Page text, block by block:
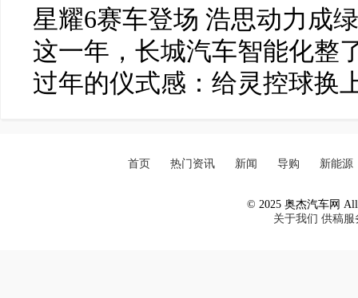
星耀6赛车登场 浩思动力成
这一年，长城汽车智能化整
过年的仪式感：给灵控球换
首页 热门资讯 新闻 导购 新能源
© 2025 奥杰汽车网 All
关于我们 供稿服